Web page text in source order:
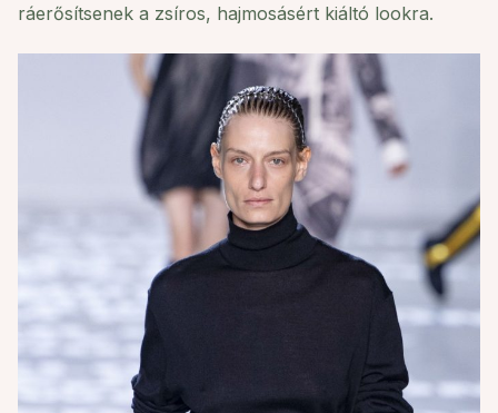
ráerősítsenek a zsíros, hajmosásért kiáltó lookra.